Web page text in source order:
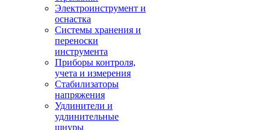
Электроинструмент и
оснастка
Системы хранения и
переноски
инструмента
Приборы контроля,
учета и измерения
Стабилизаторы
напряжения
Удлинители и
удлинительные
шнуры